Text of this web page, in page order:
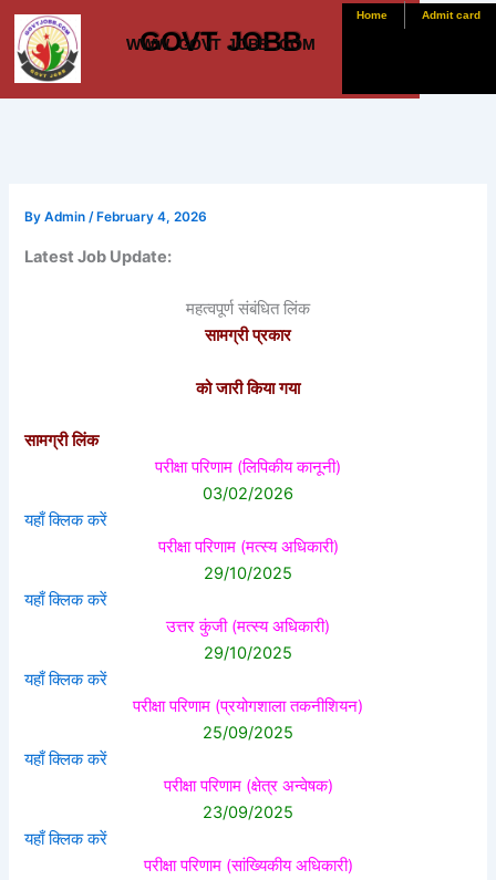
Skip
content
GOVT JOBB
WWW. GOVT JOBB .COM
Home Admit card
ByAdmin/ February 4, 2026
Latest Job Update:
महत्वपूर्ण संबंधित लिंक
सामग्री प्रकार
को जारी किया गया
सामग्री लिंक
परीक्षा परिणाम (लिपिकीय कानूनी)
03/02/2026
यहाँ क्लिक करें
परीक्षा परिणाम (मत्स्य अधिकारी)
29/10/2025
यहाँ क्लिक करें
उत्तर कुंजी (मत्स्य अधिकारी)
29/10/2025
यहाँ क्लिक करें
परीक्षा परिणाम (प्रयोगशाला तकनीशियन)
25/09/2025
यहाँ क्लिक करें
परीक्षा परिणाम (क्षेत्र अन्वेषक)
23/09/2025
यहाँ क्लिक करें
परीक्षा परिणाम (सांख्यिकीय अधिकारी)